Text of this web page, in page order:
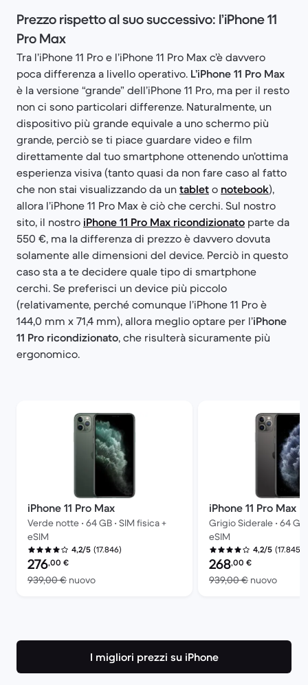
Prezzo rispetto al suo successivo: l’iPhone 11
Pro Max
Tra l’iPhone 11 Pro e l’iPhone 11 Pro Max c’è davvero
poca differenza a livello operativo. L’iPhone 11 Pro Max
è la versione “grande” dell’iPhone 11 Pro, ma per il resto
non ci sono particolari differenze. Naturalmente, un
dispositivo più grande equivale a uno schermo più
grande, perciò se ti piace guardare video e film
direttamente dal tuo smartphone ottenendo un’ottima
esperienza visiva (tanto quasi da non fare caso al fatto
che non stai visualizzando da un tablet o notebook),
allora l’iPhone 11 Pro Max è ciò che cerchi. Sul nostro
sito, il nostro iPhone 11 Pro Max ricondizionato parte da
550 €, ma la differenza di prezzo è davvero dovuta
solamente alle dimensioni del device. Perciò in questo
caso sta a te decidere quale tipo di smartphone
cerchi. Se preferisci un device più piccolo
(relativamente, perché comunque l’iPhone 11 Pro è
144,0 mm x 71,4 mm), allora meglio optare per l’iPhone
11 Pro ricondizionato, che risulterà sicuramente più
ergonomico.
iPhone 11 Pro Max
Verde notte • 64 GB • SIM fisica +
eSIM
4,2/5 (17.846)
Prezzo del ricondizionato:
276,00 €
939,00 € nuovoRispetto a 939,00 € del nuovo
iPhone 11 Pro Max
Grigio Siderale • 64 GB
eSIM
4,2/5 (17.845)
Prezzo del
268,00 €
939,00 € nuovo
I migliori prezzi su iPhone